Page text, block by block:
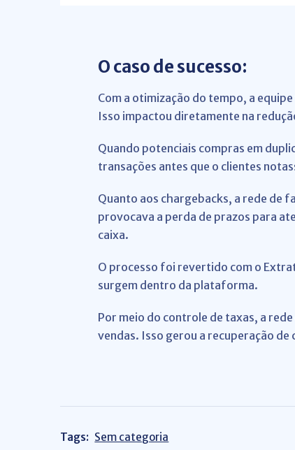
O caso de sucesso:
Com a otimização do tempo, a
Isso impactou diretamente na
Quando potenciais compras em
transações antes que o clientes
Quanto aos chargebacks, a rede de
provocava a perda de prazos para
caixa.
O processo foi revertido com o
surgem dentro da plataforma.
Por meio do controle de taxas, a
vendas. Isso gerou a recuperação
Tags: Sem categoria